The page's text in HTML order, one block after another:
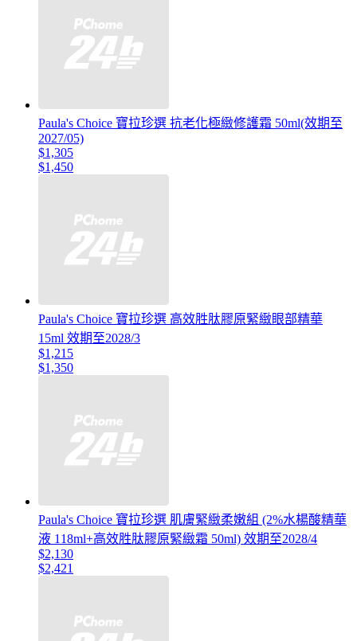
Paula's Choice 寶拉珍選 抗老化極緻修護霜 50ml(效期至
2027/05)
$1,305
$1,450
Paula's Choice 寶拉珍選 高效胜肽膠原緊緻眼部精華
15ml 效期至2028/3
$1,215
$1,350
Paula's Choice 寶拉珍選 肌膚緊緻柔嫩組 (2%水楊酸精華
液 118ml+高效胜肽膠原緊緻霜 50ml) 效期至2028/4
$2,130
$2,421